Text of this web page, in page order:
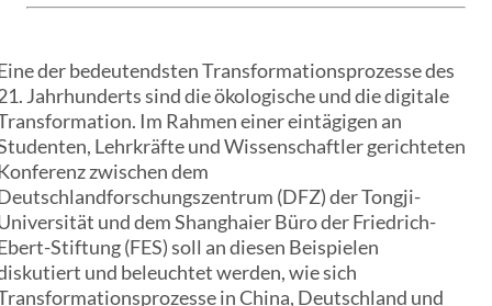
der bedeutendsten Transformationsprozesse des
Jahrhunderts sind die ökologische und die digitale
Im Rahmen einer eintägigen an
Lehrkräfte und Wissenschaftler gerichteten
zwischen dem
(DFZ) der Tongji-
und dem Shanghaier Büro der Friedrich-
Stiftung (FES) soll an diesen Beispielen
und beleuchtet werden, wie sich
in China, Deutschland und